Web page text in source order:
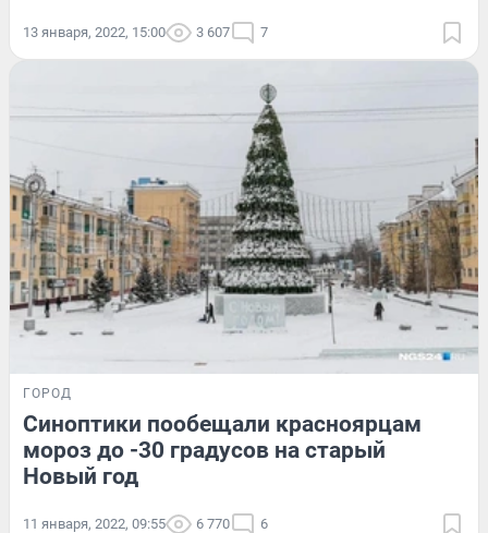
13 января, 2022, 15:00 3 607 7
ГОРОД
Синоптики пообещали красноярцам
мороз до -30 градусов на старый
Новый год
11 января, 2022, 09:55 6 770 6